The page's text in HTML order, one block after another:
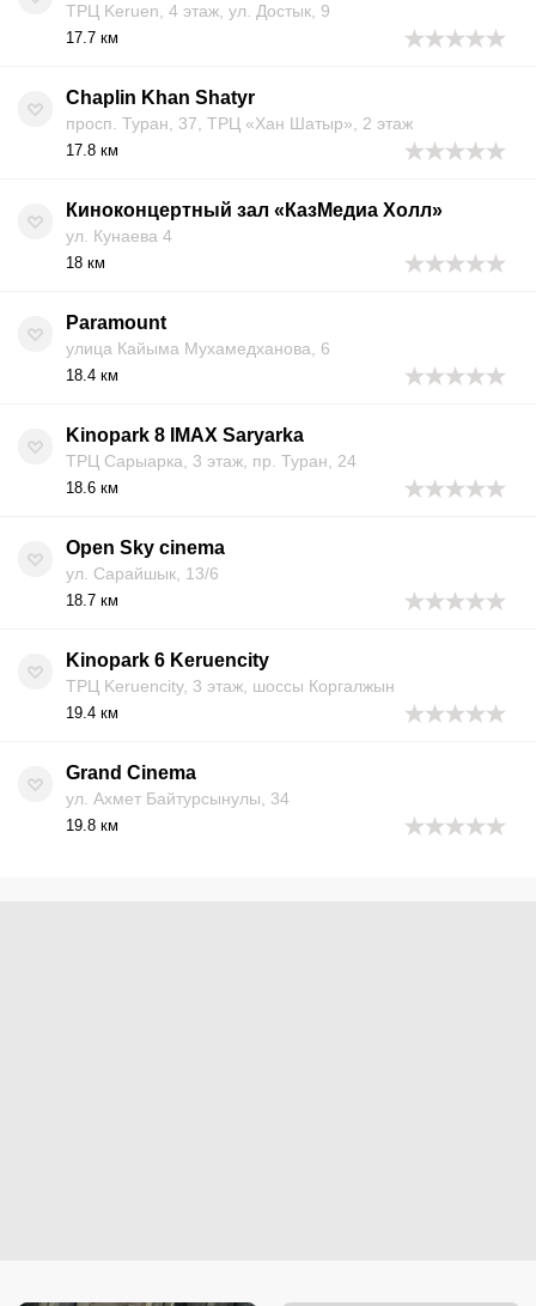
ТРЦ Keruen, 4 этаж, ул. Достык, 9
17.7 км
Chaplin Khan Shatyr
просп. Туран, 37, ТРЦ «Хан Шатыр», 2 этаж
17.8 км
Киноконцертный зал «КазМедиа Холл»
ул. Кунаева 4
18 км
Paramount
улица Кайыма Мухамедханова, 6
18.4 км
Kinopark 8 IMAX Saryarka
ТРЦ Сарыарка, 3 этаж, пр. Туран, 24
18.6 км
Open Sky cinema
ул. Сарайшык, 13/6
18.7 км
Kinopark 6 Keruencity
ТРЦ Keruencity, 3 этаж, шоссы Коргалжын
19.4 км
Grand Cinema
ул. Ахмет Байтурсынулы, 34
19.8 км